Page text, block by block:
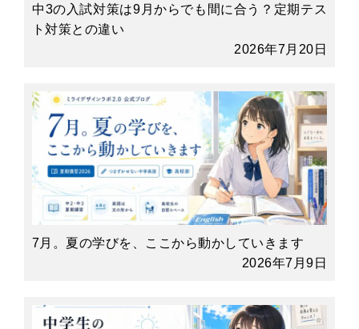
中3の入試対策は9月からでも間に合う？定期テス
ト対策との違い
2026年7月20日
7月。夏の学びを、ここから動かしていきます
2026年7月9日